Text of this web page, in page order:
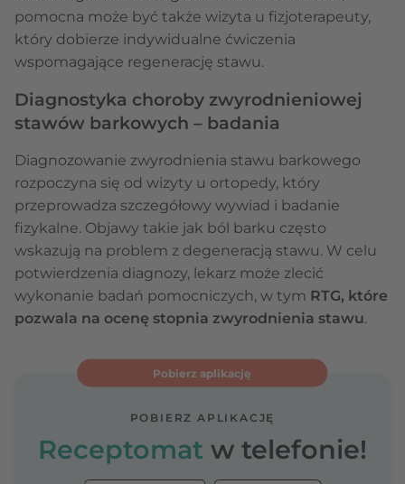
pomocna może być także wizyta u fizjoterapeuty,
który dobierze indywidualne ćwiczenia
wspomagające regenerację stawu.
Diagnostyka choroby zwyrodnieniowej
stawów barkowych – badania
Diagnozowanie zwyrodnienia stawu barkowego
rozpoczyna się od wizyty u ortopedy, który
przeprowadza szczegółowy wywiad i badanie
fizykalne. Objawy takie jak ból barku często
wskazują na problem z degeneracją stawu. W celu
potwierdzenia diagnozy, lekarz może zlecić
wykonanie badań pomocniczych, w tym RTG, które
pozwala na ocenę stopnia zwyrodnienia stawu.
Pobierz aplikację
POBIERZ APLIKACJĘ
Receptomat w telefonie!